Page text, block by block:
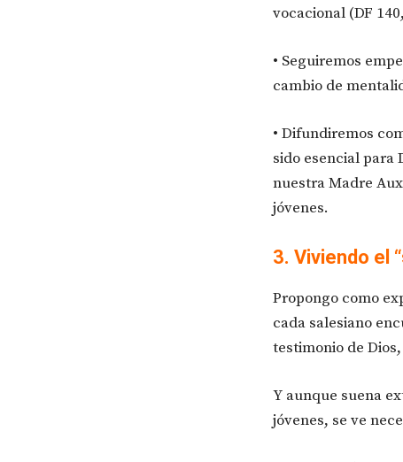
vocacional (DF
• Seguiremos
cambio de
• Difundiremos
sido esencial para
nuestra Madre
jóvenes.
3. Viviendo el
Propongo como
cada salesiano
testimonio de
Y aunque suena
jóvenes, se ve